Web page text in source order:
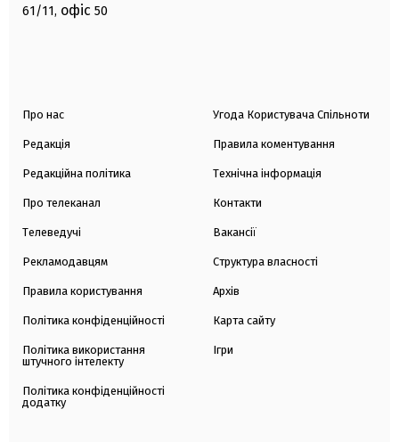
61/11, офіс 50
Про нас
Редакція
Редакційна політика
Про телеканал
Телеведучі
Рекламодавцям
Правила користування
Політика конфіденційності
Політика використання
штучного інтелекту
Політика конфіденційності
додатку
Угода Користувача Спільноти
Правила коментування
Технічна інформація
Контакти
Вакансії
Структура власності
Архів
Карта сайту
Ігри